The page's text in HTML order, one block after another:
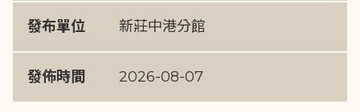
發布單位 新莊中港分館
發佈時間 2026-08-07